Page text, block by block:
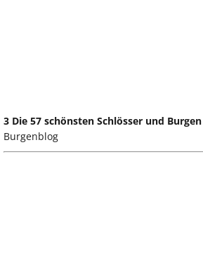
3 Die 57 schönsten Schlösser und
Burgenblog